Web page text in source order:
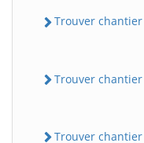
Trouver chantier
Trouver
Trouver